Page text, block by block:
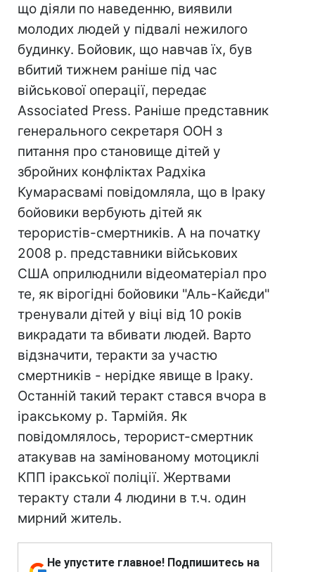
що діяли по наведенню, виявили
молодих людей у підвалі нежилого
будинку. Бойовик, що навчав їх, був
вбитий тижнем раніше під час
військової операції, передає
Associated Press. Раніше представник
генерального секретаря ООН з
питання про становище дітей у
збройних конфліктах Радхіка
Кумарасвамі повідомляла, що в Іраку
бойовики вербують дітей як
терористів-смертників. А на початку
2008 р. представники військових
США оприлюднили відеоматеріал про
те, як вірогідні бойовики "Аль-Кайєди"
тренували дітей у віці від 10 років
викрадати та вбивати людей. Варто
відзначити, теракти за участю
смертників - нерідке явище в Іраку.
Останній такий теракт стався вчора в
іракському р. Тармійя. Як
повідомлялось, терорист-смертник
атакував на замінованому мотоциклі
КПП іракської поліції. Жертвами
теракту стали 4 людини в т.ч. один
мирний житель.
Не упустите главное! Подпишитесь на